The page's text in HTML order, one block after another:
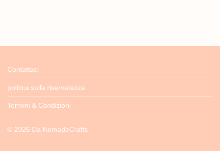
Contattaci
politica sulla riservatezza
Termini & Condizioni
© 2026 Da NomadeCrafts